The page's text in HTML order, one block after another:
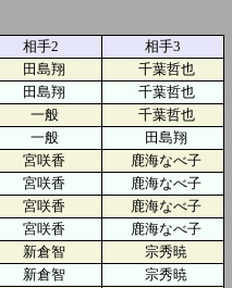
相手2
相手3
田島翔
千葉哲也
田島翔
千葉哲也
一般
千葉哲也
一般
田島翔
宮咲香
鹿海なべ子
宮咲香
鹿海なべ子
宮咲香
鹿海なべ子
宮咲香
鹿海なべ子
新倉智
宗秀暁
新倉智
宗秀暁